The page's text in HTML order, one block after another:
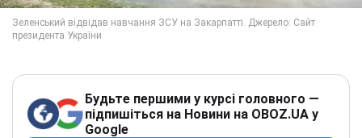
Будьте першими у курсі головного —
підпишіться на Новини на OBOZ.UA у
Google